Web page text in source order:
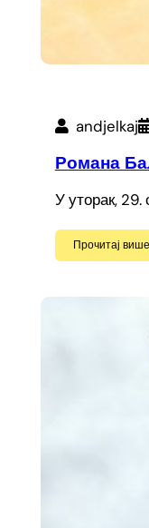
andjelkaj
Романа
У уторак,
Прочитај више